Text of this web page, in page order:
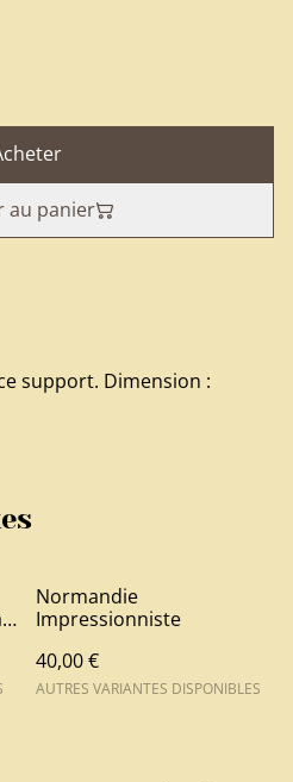
au panier
support. Dimension :
Normandie
Impressionniste
40,00 €
AUTRES VARIANTES DISPONIBLES